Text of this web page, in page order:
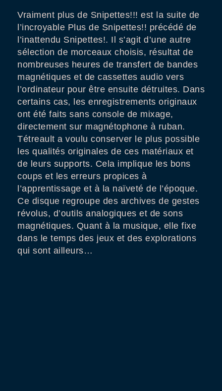
Vraiment plus de Snipettes!!! est la suite de
l’incroyable Plus de Snipettes!! précédé de
l’inattendu Snipettes!. Il s’agit d’une autre
sélection de morceaux choisis, résultat de
nombreuses heures de transfert de bandes
magnétiques et de cassettes audio vers
l’ordinateur pour être ensuite détruites. Dans
certains cas, les enregistrements originaux
ont été faits sans console de mixage,
directement sur magnétophone à ruban.
Tétreault a voulu conserver le plus possible
les qualités originales de ces matériaux et
de leurs supports. Cela implique les bons
coups et les erreurs propices à
l’apprentissage et à la naïveté de l’époque.
Ce disque regroupe des archives de gestes
révolus, d’outils analogiques et de sons
magnétiques. Quant à la musique, elle fixe
dans le temps des jeux et des explorations
qui sont ailleurs…